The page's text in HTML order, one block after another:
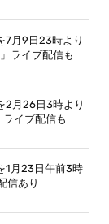
月9日23時より
ライブ配信も
月26日3時より
イブ配信も
月23日午前3時
信あり